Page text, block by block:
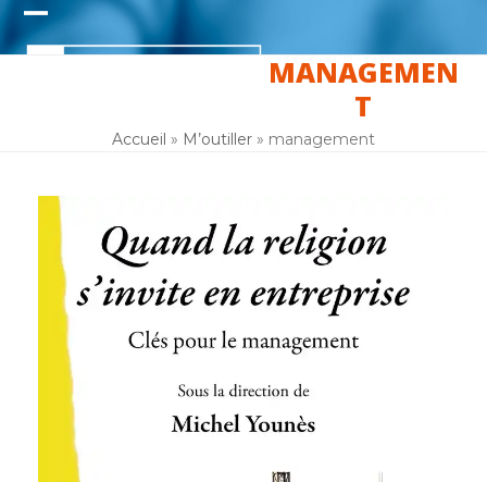
Skip
content
Open
Close
MANAGEMEN
T
Accueil » M’outiller » management